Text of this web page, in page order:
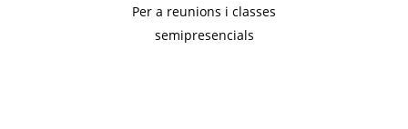
Per a reunions i classes
semipresencials